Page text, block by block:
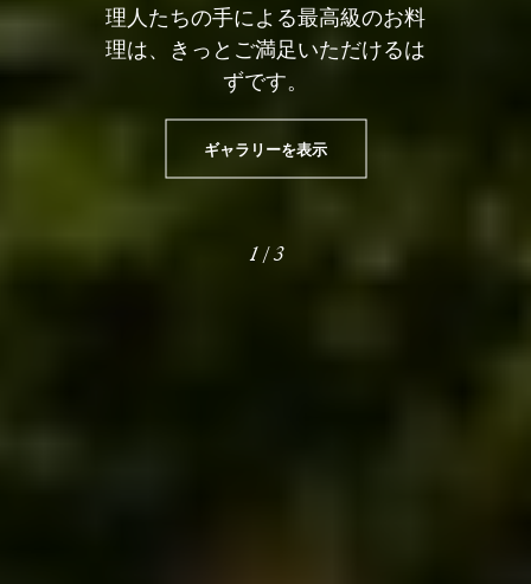
理人たちの手による最高級のお料
理は、きっとご満足いただけるは
ずです。
ギャラリーを表示
1 /3